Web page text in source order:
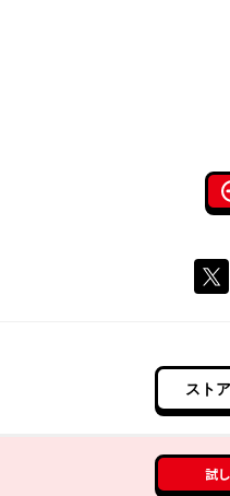
スト
試